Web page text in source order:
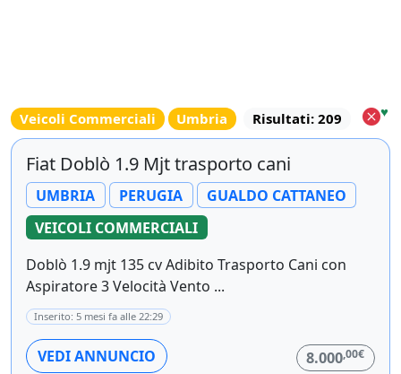
Veicoli Commerciali Umbria Risultati: 209 ♥
Fiat Doblò 1.9 Mjt trasporto cani
UMBRIA PERUGIA
GUALDO CATTANEO
VEICOLI COMMERCIALI
Doblò 1.9 mjt 135 cv Adibito Trasporto Cani con
Aspiratore 3 Velocità Vento ...
Inserito: 5 mesi fa alle 22:29
VEDI ANNUNCIO 8.000,00€